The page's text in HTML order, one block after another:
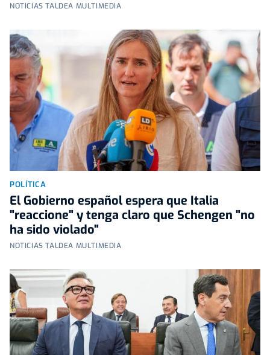
NOTICIAS TALDEA MULTIMEDIA
POLÍTICA
El Gobierno español espera que Italia
"reaccione" y tenga claro que Schengen "no
ha sido violado"
NOTICIAS TALDEA MULTIMEDIA